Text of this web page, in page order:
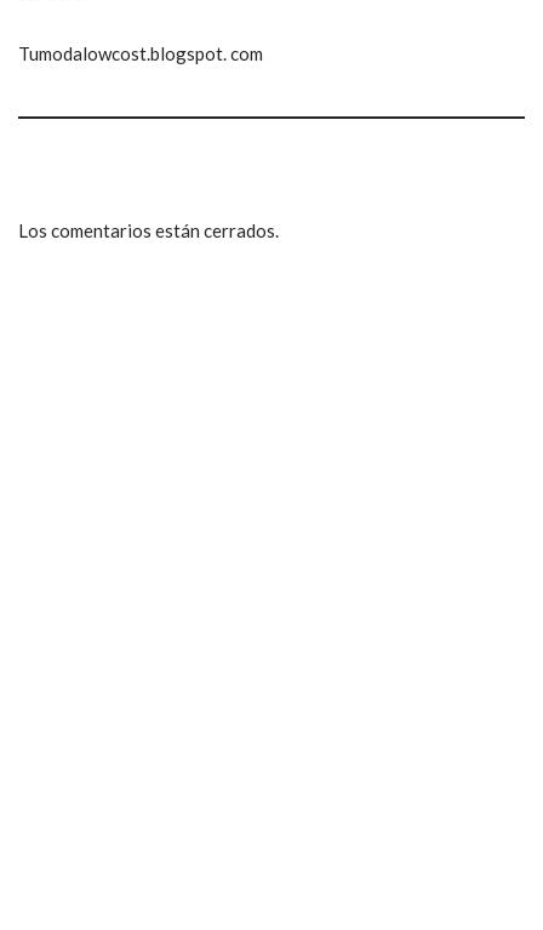
Tumodalowcost.blogspot. com
Los comentarios están cerrados.